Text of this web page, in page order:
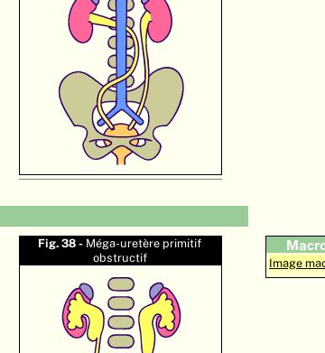
Fig. 38 - Méga-uretère primitif
obstructif
Image